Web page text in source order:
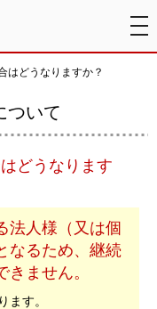
はどうなりますか？
ついて
どうなります
法人様（又は個
なるため、継続
ません。
ます。